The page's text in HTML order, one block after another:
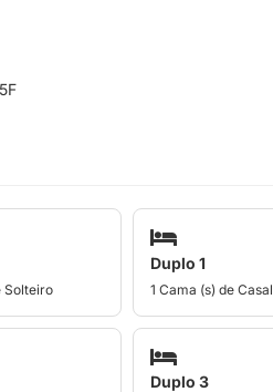
Solteiro
Duplo 1
1 Cama (s) de Casal
Duplo 3